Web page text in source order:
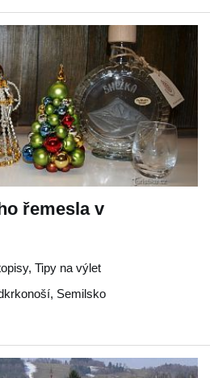
řemesla v
Tipy na výlet
, Semilsko